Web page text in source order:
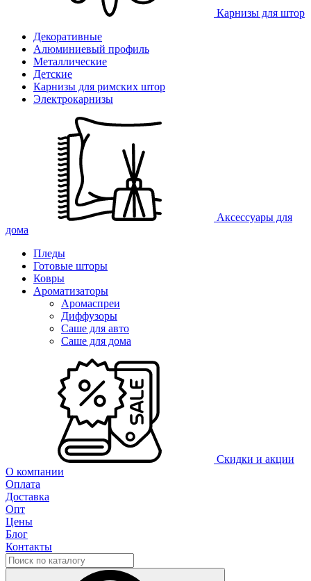
Карнизы для штор
Декоративные
Алюминиевый профиль
Металлические
Детские
Карнизы для римских штор
Электрокарнизы
Аксессуары для
дома
Пледы
Готовые шторы
Ковры
Ароматизаторы
Аромаспреи
Диффузоры
Саше для авто
Саше для дома
Скидки и акции
О компании
Оплата
Доставка
Опт
Цены
Блог
Контакты